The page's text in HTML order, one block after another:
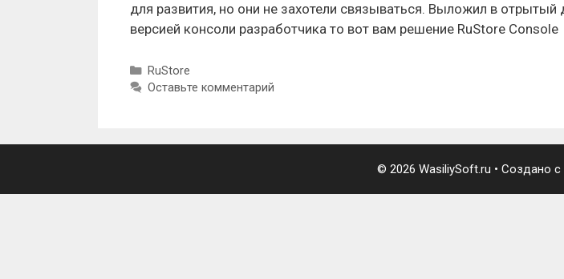
для развития, но они не захотели связываться. Выложил в
версией консоли разработчика то вот вам решение RuStore Console
Рубрики
RuStore
Оставьте комментарий
© 2026 WasiliySoft.ru • Создано